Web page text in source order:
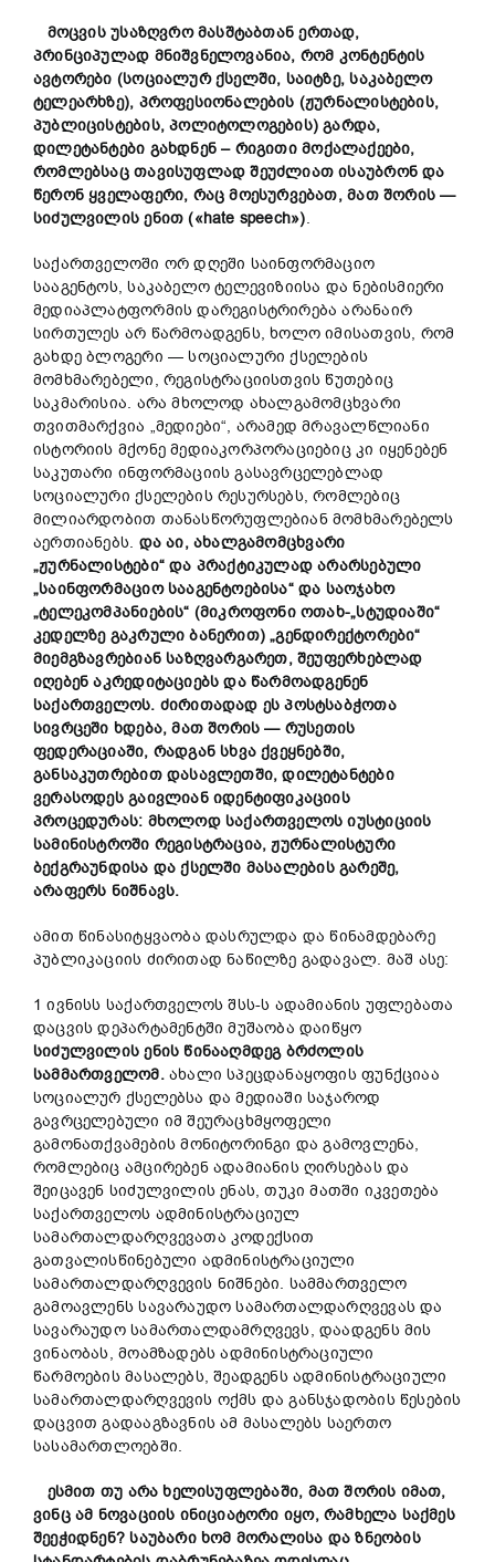
მოცვის უსაზღვრო მასშტაბთან ერთად,
პრინციპულად მნიშვნელოვანია, რომ კონტენტის
ავტორები (სოციალურ ქსელში, საიტზე, საკაბელო
ტელეარხზე), პროფესიონალების (ჟურნალისტების,
პუბლიცისტების, პოლიტოლოგების) გარდა,
დილეტანტები გახდნენ – რიგითი მოქალაქეები,
რომლებსაც თავისუფლად შეუძლიათ ისაუბრონ და
წერონ ყველაფერი, რაც მოესურვებათ, მათ შორის —
სიძულვილის ენით («hate speech»).
საქართველოში ორ დღეში საინფორმაციო
სააგენტოს, საკაბელო ტელევიზიისა და ნებისმიერი
მედიაპლატფორმის დარეგისტრირება არანაირ
სირთულეს არ წარმოადგენს, ხოლო იმისათვის, რომ
გახდე ბლოგერი — სოციალური ქსელების
მომხმარებელი, რეგისტრაციისთვის წუთებიც
საკმარისია. არა მხოლოდ ახალგამომცხვარი
თვითმარქვია „მედიები“, არამედ მრავალწლიანი
ისტორიის მქონე მედიაკორპორაციებიც კი იყენებენ
საკუთარი ინფორმაციის გასავრცელებლად
სოციალური ქსელების რესურსებს, რომლებიც
მილიარდობით თანასწორუფლებიან მომხმარებელს
აერთიანებს. და აი, ახალგამომცხვარი
„ჟურნალისტები“ და პრაქტიკულად არარსებული
„საინფორმაციო სააგენტოებისა“ და საოჯახო
„ტელეკომპანიების“ (მიკროფონი ოთახ-„სტუდიაში“
კედელზე გაკრული ბანერით) „გენდირექტორები“
მიემგზავრებიან საზღვარგარეთ, შეუფერხებლად
იღებენ აკრედიტაციებს და წარმოადგენენ
საქართველოს. ძირითადად ეს პოსტსაბჭოთა
სივრცეში ხდება, მათ შორის — რუსეთის
ფედერაციაში, რადგან სხვა ქვეყნებში,
განსაკუთრებით დასავლეთში, დილეტანტები
ვერასოდეს გაივლიან იდენტიფიკაციის
პროცედურას: მხოლოდ საქართველოს იუსტიციის
სამინისტროში რეგისტრაცია,ჟურნალისტური
ბექგრაუნდისა დაქსელში მასალების გარეშე,
არაფერს ნიშნავს.
ამით წინასიტყვაობა დასრულდა და წინამდებარე
პუბლიკაციის ძირითად ნაწილზე გადავალ. მაშ ასე:
1 ივნისს საქართველოს შსს-ს ადამიანის უფლებათა
დაცვის დეპარტამენტში მუშაობა დაიწყო
სიძულვილის ენის წინააღმდეგ ბრძოლის
სამმართველომ.ახალი სპეცდანაყოფის ფუნქციაა
სოციალურ ქსელებსა და მედიაში საჯაროდ
გავრცელებული იმ შეურაცხმყოფელი
გამონათქვამების მონიტორინგი და გამოვლენა,
რომლებიც ამცირებენ ადამიანის ღირსებას და
შეიცავენ სიძულვილის ენას, თუკი მათში იკვეთება
საქართველოს ადმინისტრაციულ
სამართალდარღვევათა კოდექსით
გათვალისწინებული ადმინისტრაციული
სამართალდარღვევის ნიშნები. სამმართველო
გამოავლენს სავარაუდო სამართალდარღვევას და
სავარაუდო სამართალდამრღვევს, დაადგენს მის
ვინაობას, მოამზადებს ადმინისტრაციული
წარმოების მასალებს, შეადგენს ადმინისტრაციული
სამართალდარღვევის ოქმს და განსჯადობის წესების
დაცვით გადააგზავნის ამ მასალებს საერთო
სასამართლოებში.
ესმით თუ არა ხელისუფლებაში, მათ შორის იმათ,
ვინც ამ ნოვაციის ინიციატორი იყო, რამხელა საქმეს
შეეჭიდნენ? საუბარი ხომ მორალისა და ზნეობის